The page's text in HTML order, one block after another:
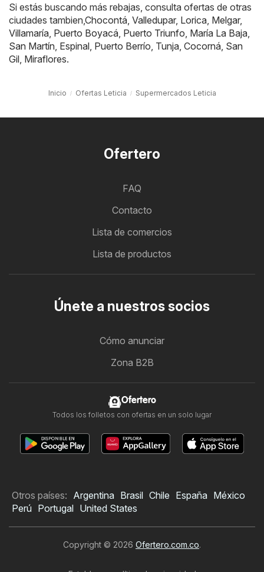
Si estás buscando más rebajas, consulta ofertas de otras
ciudades tambien, Chocontá Valledupar, Lorica Melgar,
Villamaría Puerto Boyacá Puerto Triunfo María La Baja
San Martín Espinal Puerto Berrío Tunja Cocorná San
Gil Miraflores.
Inicio Ofertas Leticia Supermercados Leticia
Ofertero
FAQ
Contacto
Lista de comercios
Lista de productos
Únete a nuestros socios
Cómo anunciar
Zona B2B
Ofertero
Todos los folletos con ofertas en un solo lugar
Otros países: Argentina Brasil Chile España México
Perú Portugal United States
Copyright © 2026 Ofertero.com.co.